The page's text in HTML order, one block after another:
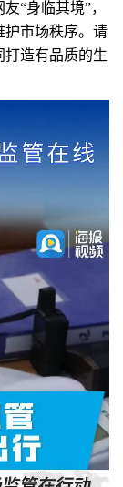
“身临其境”，
护市场秩序。请
打造有品质的生